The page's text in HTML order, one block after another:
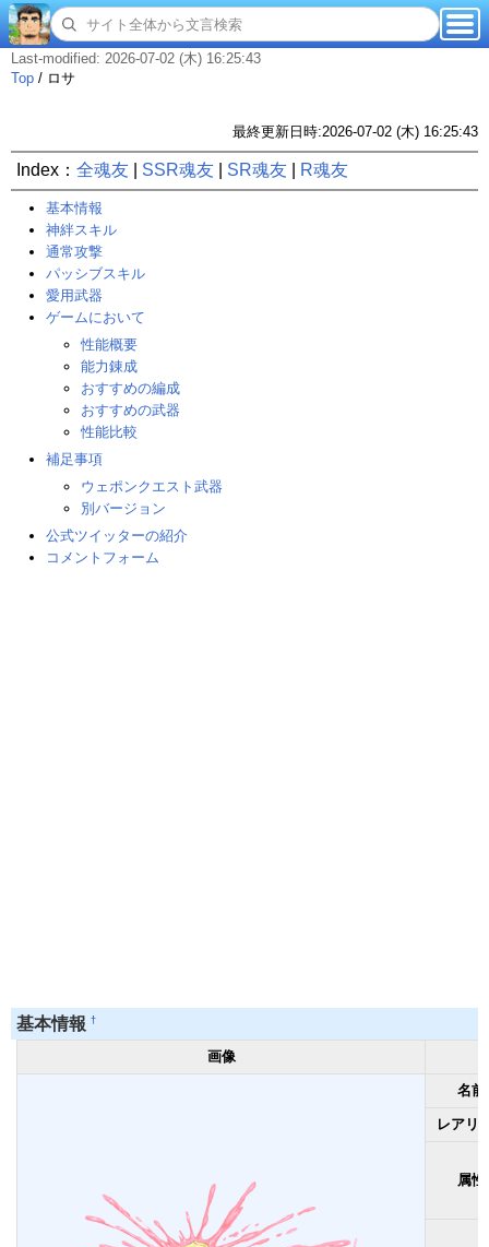
Last-modified: 2026-07-02 (木) 16:25:43
Top / ロサ
最終更新日時:2026-07-02 (木) 16:25:43
Index： 全魂友 SSR魂友 SR魂友 R魂友
基本情報
神絆スキル
通常攻撃
パッシブスキル
愛用武器
ゲームにおいて
性能概要
能力錬成
おすすめの編成
おすすめの武器
性能比較
補足事項
ウェポンクエスト武器
別バージョン
公式ツイッターの紹介
コメントフォーム
基本情報 †
画像
名前
レアリ
属性